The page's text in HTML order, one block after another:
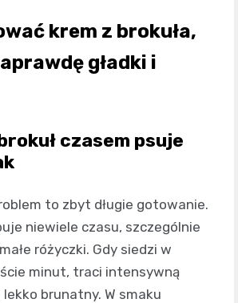
krem z brokuła,
gładki i
czasem psuje
to zbyt długie gotowanie.
niewiele czasu, szczególnie
różyczki. Gdy siedzi w
minut, traci intensywną
brunatny. W smaku